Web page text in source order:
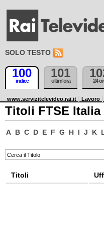
SOLO TESTO
100
indice
101
ultim'ora 24
www.servizitelevideo.rai.it Lavoro
Titoli FTSE Italia
A B C D E F G H I J K
Titoli